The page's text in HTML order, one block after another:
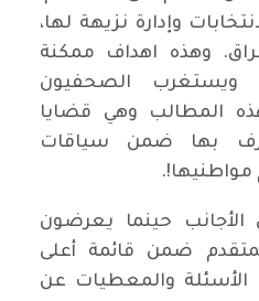
وإدارة نزيهة لها،
وهذه اهداف ممكنة
ويستغرب الصحفيون
المطالب وهي قضايا
بها ضمن سياقات
مواطنيها!.
الأجانب حينما يعرضون
ضمن قائمة أعلى
الأسئلة والمعطيات عن